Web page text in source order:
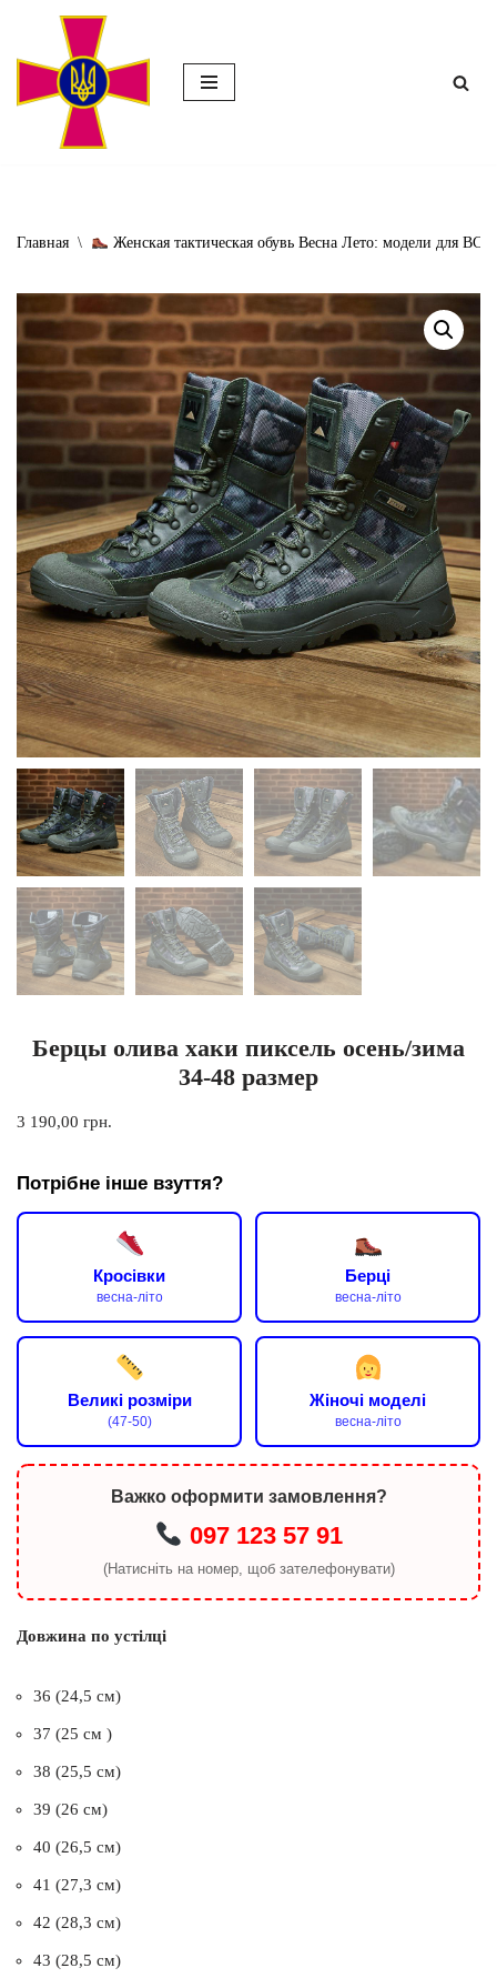
Перейти
содержимому
Главная \ Женская тактическая обувь Весна Лето: модели для ВСУ
Берцы олива хаки пиксель осень/зима
34-48 размер
3 190,00 грн.
Потрібне інше взуття?
Кросівки
весна-літо
Берці
весна-літо
Великі розміри
(47-50)
Жіночі моделі
весна-літо
Важко оформити замовлення?
097 123 57 91
(Натисніть на номер, щоб зателефонувати)
Довжина по устілці
36 (24,5 см)
37 (25 см )
38 (25,5 см)
39 (26 см)
40 (26,5 см)
41 (27,3 см)
42 (28,3 см)
43 (28,5 см)